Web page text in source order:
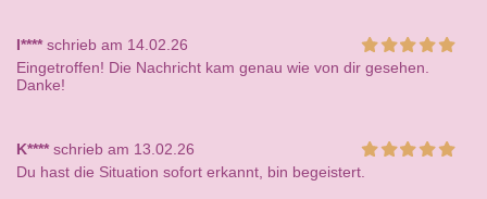
I****schrieb am 14.02.26
Eingetroffen! Die Nachricht kam genau wie von dir gesehen.
Danke!
K****schrieb am 13.02.26
Du hast die Situation sofort erkannt, bin begeistert.